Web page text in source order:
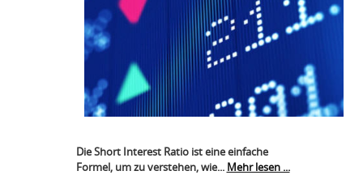
Die Short Interest Ratio ist eine einfache
Formel, um zu verstehen, wie... Mehr lesen ...